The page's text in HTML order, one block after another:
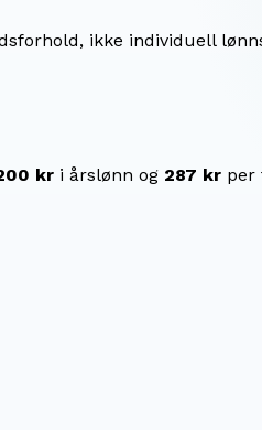
ikke individuell
kr i årslønn og 287 kr per